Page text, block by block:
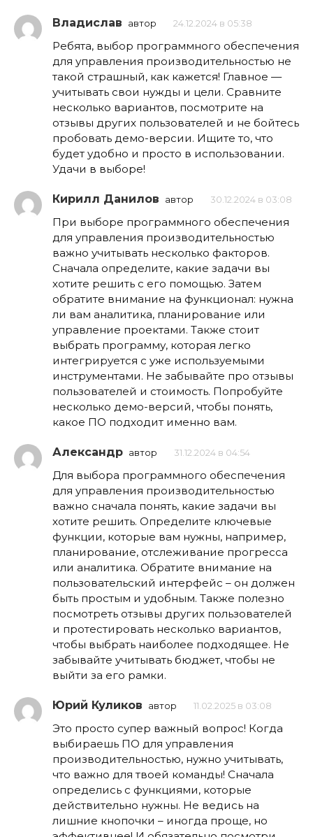
Владислав автор 24.12.2024 в 05:38
Ребята, выбор программного обеспечения
для управления производительностью не
такой страшный, как кажется! Главное —
учитывать свои нужды и цели. Сравните
несколько вариантов, посмотрите на
отзывы других пользователей и не бойтесь
пробовать демо-версии. Ищите то, что
будет удобно и просто в использовании.
Удачи в выборе!
Кирилл Данилов автор 30.12.2024 в 03:08
При выборе программного обеспечения
для управления производительностью
важно учитывать несколько факторов.
Сначала определите, какие задачи вы
хотите решить с его помощью. Затем
обратите внимание на функционал: нужна
ли вам аналитика, планирование или
управление проектами. Также стоит
выбрать программу, которая легко
интегрируется с уже используемыми
инструментами. Не забывайте про отзывы
пользователей и стоимость. Попробуйте
несколько демо-версий, чтобы понять,
какое ПО подходит именно вам.
Александр автор 31.12.2024 в 04:54
Для выбора программного обеспечения
для управления производительностью
важно сначала понять, какие задачи вы
хотите решить. Определите ключевые
функции, которые вам нужны, например,
планирование, отслеживание прогресса
или аналитика. Обратите внимание на
пользовательский интерфейс – он должен
быть простым и удобным. Также полезно
посмотреть отзывы других пользователей
и протестировать несколько вариантов,
чтобы выбрать наиболее подходящее. Не
забывайте учитывать бюджет, чтобы не
выйти за его рамки.
Юрий Куликов автор 11.02.2025 в 03:08
Это просто супер важный вопрос! Когда
выбираешь ПО для управления
производительностью, нужно учитывать,
что важно для твоей команды! Сначала
определись с функциями, которые
действительно нужны. Не ведись на
лишние кнопочки – иногда проще, но